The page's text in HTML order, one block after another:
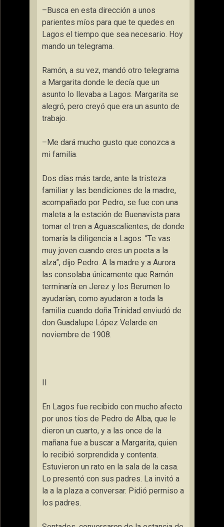
–Busca en esta dirección a unos
parientes míos para que te quedes en
Lagos el tiempo que sea necesario. Hoy
mando un telegrama.
Ramón, a su vez, mandó otro telegrama
a Margarita donde le decía que un
asunto lo llevaba a Lagos. Margarita se
alegró, pero creyó que era un asunto de
trabajo.
–Me dará mucho gusto que conozca a
mi familia.
Dos días más tarde, ante la tristeza
familiar y las bendiciones de la madre,
acompañado por Pedro, se fue con una
maleta a la estación de Buenavista para
tomar el tren a Aguascalientes, de donde
tomaría la diligencia a Lagos. “Te vas
muy joven cuando eres un poeta a la
alza”, dijo Pedro. A la madre y a Aurora
las consolaba únicamente que Ramón
terminaría en Jerez y los Berumen lo
ayudarían, como ayudaron a toda la
familia cuando doña Trinidad enviudó de
don Guadalupe López Velarde en
noviembre de 1908.
II
En Lagos fue recibido con mucho afecto
por unos tíos de Pedro de Alba, que le
dieron un cuarto, y a las once de la
mañana fue a buscar a Margarita, quien
lo recibió sorprendida y contenta.
Estuvieron un rato en la sala de la casa.
Lo presentó con sus padres. La invitó a
la a la plaza a conversar. Pidió permiso a
los padres.